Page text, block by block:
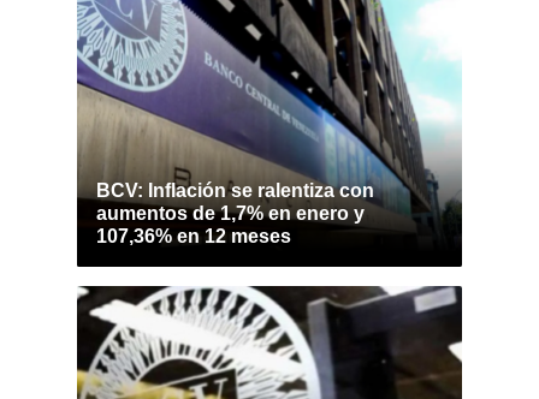
BCV: Inflación se ralentiza con
aumentos de 1,7% en enero y
107,36% en 12 meses